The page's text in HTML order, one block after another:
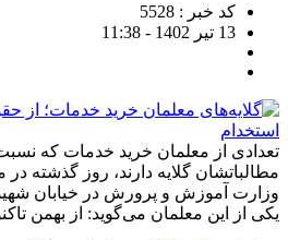
کد خبر : 5528
13 تیر 1402 - 11:38
تعدادی از معلمان خرید خدمات که
مطالباتشان گلایه دارند، روز گذشته
وزارت آموزش و پرورش در خیابان
یکی از این معلمان می‌گوید: از بهمن